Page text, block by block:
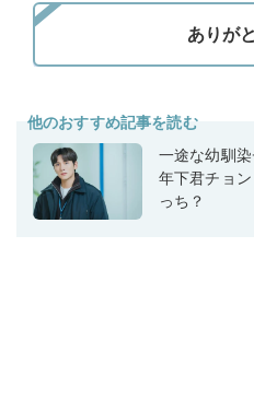
他のおすすめ記事を読む
一途な幼馴
年下君チョ
っち？